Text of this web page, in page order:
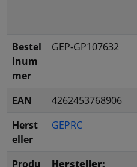
Bestel
lnum
mer
GEP-GP107632
EAN
4262453768906
Herst
eller
GEPRC
Produ
Hersteller: